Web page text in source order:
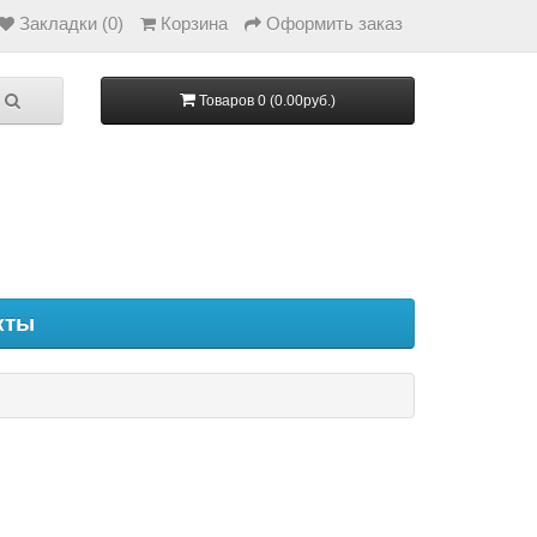
Закладки (0) Корзина Оформить заказ
Товаров 0 (0.00руб.)